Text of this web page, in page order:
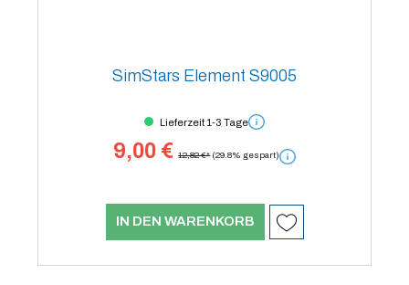
SimStars Element S9005
Lieferzeit 1-3 Tage
9,00 € 12,82 €* (29.8% gespart)
IN DEN WARENKORB